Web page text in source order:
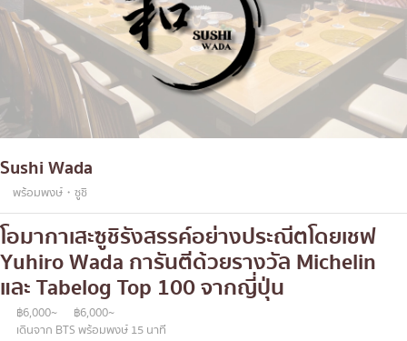
Sushi Wada
พร้อมพงษ์・ซูชิ
โอมากาเสะซูชิรังสรรค์อย่างประณีตโดยเชฟ
Yuhiro Wada การันตีด้วยรางวัล Michelin
และ Tabelog Top 100 จากญี่ปุ่น
฿6,000~
฿6,000~
เดินจาก BTS พร้อมพงษ์ 15 นาที